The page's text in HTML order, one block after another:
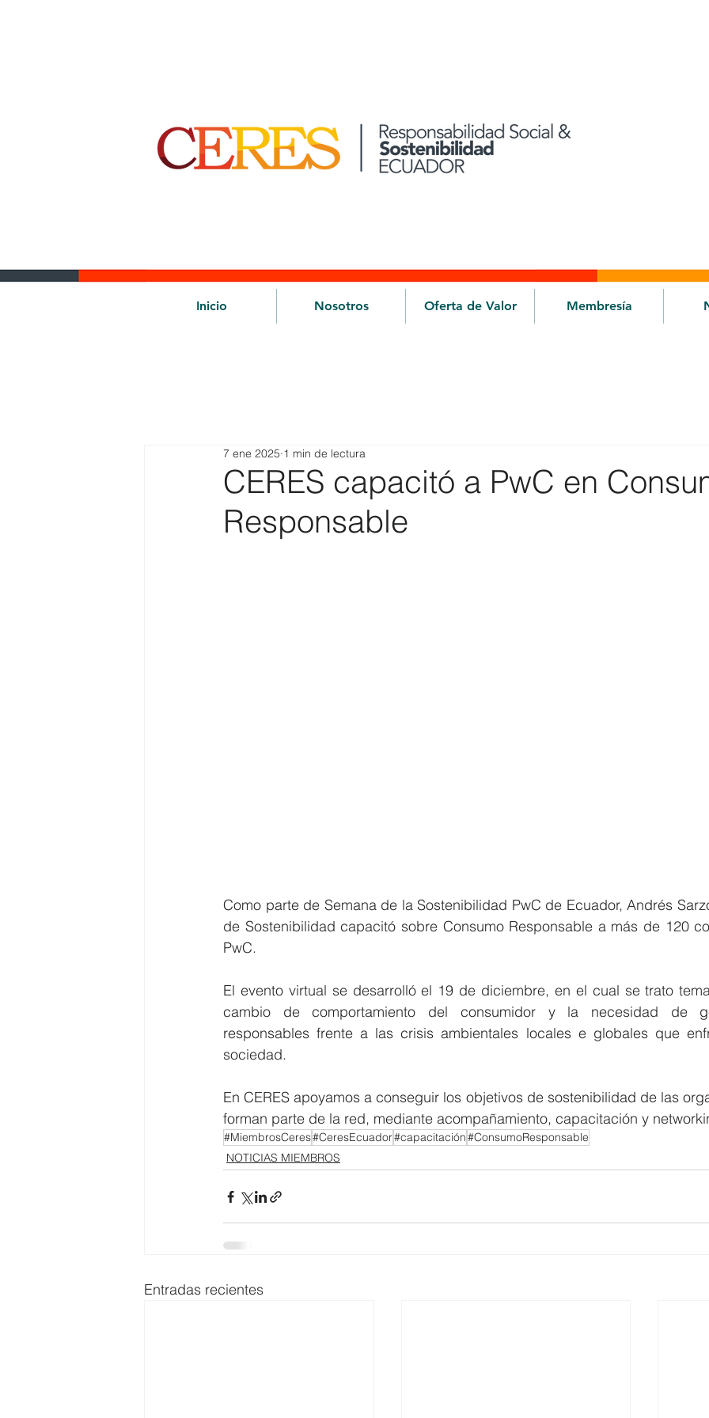
Inicio Nosotros Oferta de Valor Membresía
CERES capacitó a PwC en
Responsable
7 ene 2025 1 min de lectura
Como parte de Semana de la Sostenibilidad PwC de Ecuador, Andrés
de Sostenibilidad capacitó sobre Consumo Responsable a más de 120
PwC.
El evento virtual se desarrolló el 19 de diciembre, en el cual se trato
cambio de comportamiento del consumidor y la necesidad de
responsables frente a las crisis ambientales locales e globales que
sociedad.
En CERES apoyamos a conseguir los objetivos de sostenibilidad de las
forman parte de la red, mediante acompañamiento, capacitación y
#MiembrosCeres#CeresEcuador#capacitación#ConsumoResponsable
NOTICIAS MIEMBROS
Entradas recientes